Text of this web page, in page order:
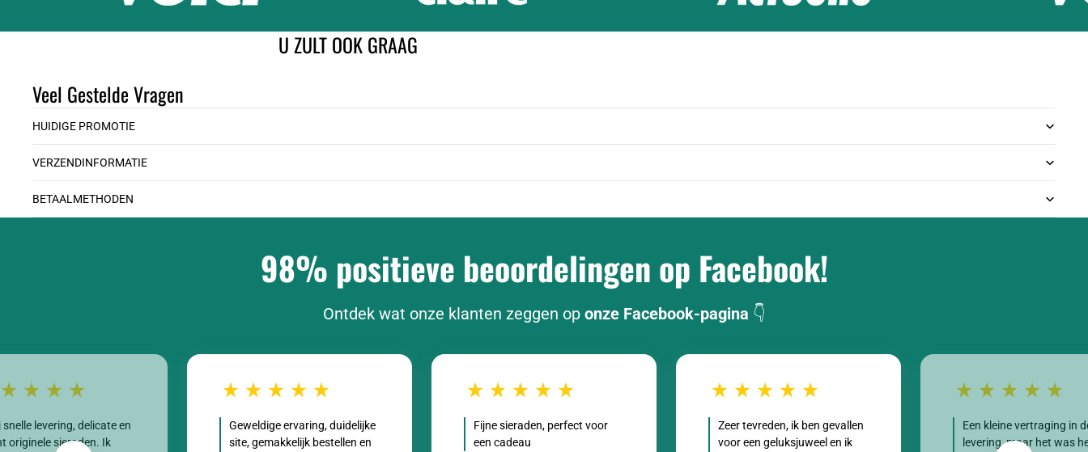
U ZULT OOK GRAAG
Veel Gestelde Vragen
HUIDIGE PROMOTIE
VERZENDINFORMATIE
BETAALMETHODEN
98% positieve beoordelingen op Facebook!
Ontdek wat onze klanten zeggen op onze Facebook-pagina 👇
snelle levering, delicate en
originele sieraden. Ik
Geweldige ervaring, duidelijke
site, gemakkelijk bestellen en
Fijne sieraden, perfect voor
een cadeau
Zeer tevreden, ik ben gevallen
voor een geluksjuweel en ik
Een kleine vertraging in
levering, maar het was